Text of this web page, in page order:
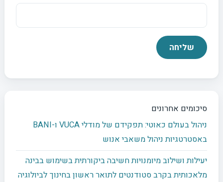
סיכומים אחרונים
ניהול בעולם כאוטי: תפקידם של מודלי VUCA ו-BANI
באסטרטגיות ניהול משאבי אנוש
יעילות ושילוב מיומנויות חשיבה ביקורתית בשימוש בבינה
מלאכותית בקרב סטודנטים לתואר ראשון בחינוך לביולוגיה